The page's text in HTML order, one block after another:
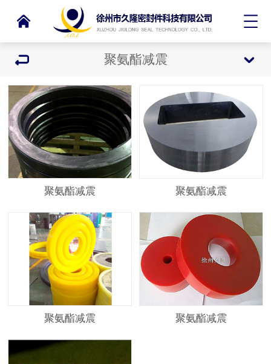
聚氨酯减震
聚氨酯减震 聚氨酯减震
聚氨酯减震 聚氨酯减震